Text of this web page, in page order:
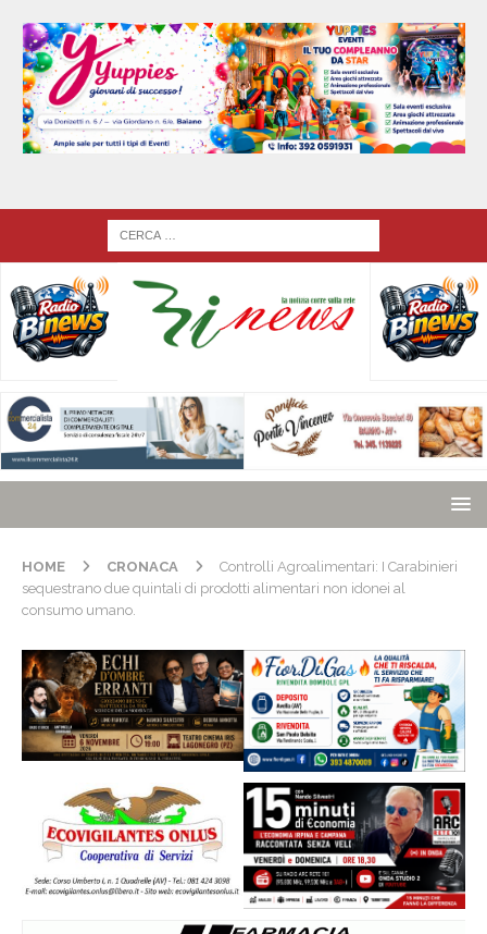
HOME CRONACA
Controlli Agroalimentari: I Carabinieri
sequestrano due quintali di prodotti alimentari non idonei al
consumo umano.